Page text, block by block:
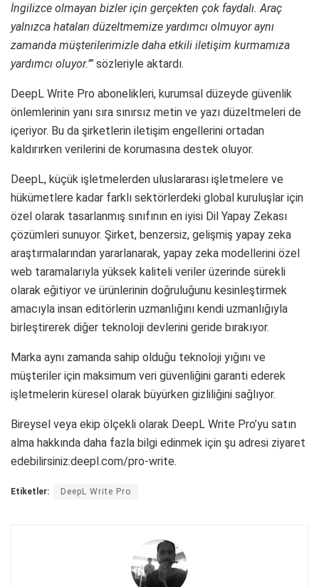
İngilizce olmayan bizler için gerçekten çok faydalı. Araç
yalnızca hataları düzeltmemize yardımcı olmuyor aynı
zamanda müşterilerimizle daha etkili iletişim kurmamıza
yardımcı oluyor.’” sözleriyle aktardı.
DeepL Write Pro abonelikleri, kurumsal düzeyde güvenlik
önlemlerinin yanı sıra sınırsız metin ve yazı düzeltmeleri de
içeriyor. Bu da şirketlerin iletişim engellerini ortadan
kaldırırken verilerini de korumasına destek oluyor.
DeepL, küçük işletmelerden uluslararası işletmelere ve
hükümetlere kadar farklı sektörlerdeki global kuruluşlar için
özel olarak tasarlanmış sınıfının en iyisi Dil Yapay Zekası
çözümleri sunuyor. Şirket, benzersiz, gelişmiş yapay zeka
araştırmalarından yararlanarak, yapay zeka modellerini özel
web taramalarıyla yüksek kaliteli veriler üzerinde sürekli
olarak eğitiyor ve ürünlerinin doğruluğunu kesinleştirmek
amacıyla insan editörlerin uzmanlığını kendi uzmanlığıyla
birleştirerek diğer teknoloji devlerini geride bırakıyor.
Marka aynı zamanda sahip olduğu teknoloji yığını ve
müşteriler için maksimum veri güvenliğini garanti ederek
işletmelerin küresel olarak büyürken gizliliğini sağlıyor.
Bireysel veya ekip ölçekli olarak DeepL Write Pro’yu satın
alma hakkında daha fazla bilgi edinmek için şu adresi ziyaret
edebilirsiniz:deepl.com/pro-write.
Etiketler: DeepL Write Pro